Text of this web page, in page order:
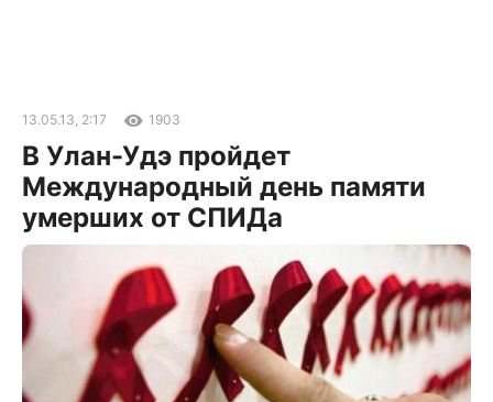
13.05.13, 2:17 1903
В Улан-Удэ пройдет
Международный день памяти
умерших от СПИДа